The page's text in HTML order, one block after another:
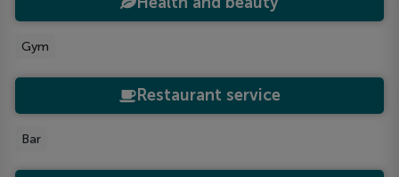
Gym
Restaurant service
Bar